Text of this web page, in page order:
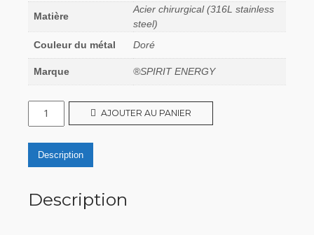
Matière
Acier chirurgical (316L stainless
steel)
Couleur du métal
Doré
Marque ®SPIRIT ENERGY
quantité
de
Triskelion
or
AJOUTER AU PANIER
Description
Description